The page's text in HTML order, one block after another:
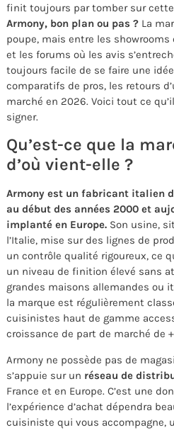
finit toujours par tomber sur
Armony, bon plan ou pas ? La
poupe, mais entre les
et les forums où les avis
toujours facile de se faire une
comparatifs de pros, les retours
marché en 2026. Voici tout ce
signer.
Qu’est-ce que la
d’où vient-elle ?
Armony est un fabricant italien
au début des années 2000 et
implanté en Europe. Son usine,
l’Italie, mise sur des lignes de
un contrôle qualité rigoureux, ce
un niveau de finition élevé sans
grandes maisons allemandes ou
la marque est régulièrement
cuisinistes haut de gamme
croissance de part de marché de
Armony ne possède pas de
s’appuie sur un réseau de
France et en Europe. C’est une
l’expérience d’achat dépendra
cuisiniste qui vous accompagne,